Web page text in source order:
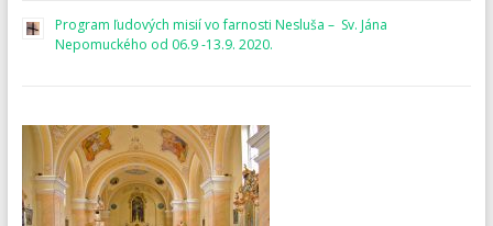
Program ľudových misií vo farnosti Nesluša – Sv. Jána
Nepomuckého od 06.9 -13.9. 2020.